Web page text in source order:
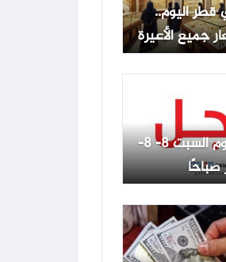
اليوم..
جميع الأعيرة
سعر الذهب اليوم السبت 8- 8-